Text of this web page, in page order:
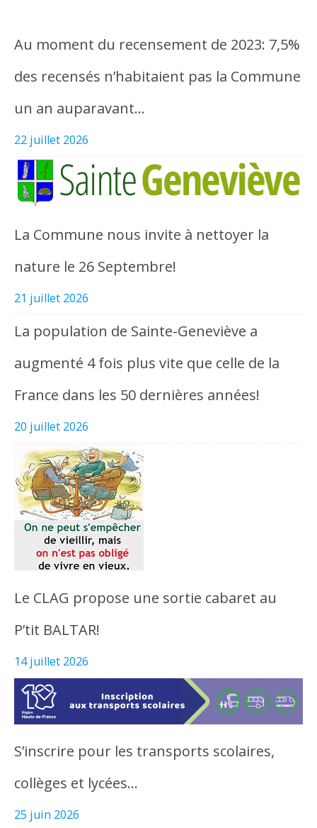
Au moment du recensement de 2023: 7,5%
des recensés n’habitaient pas la Commune
un an auparavant…
22 juillet 2026
La Commune nous invite à nettoyer la
nature le 26 Septembre!
21 juillet 2026
La population de Sainte-Geneviève a
augmenté 4 fois plus vite que celle de la
France dans les 50 dernières années!
20 juillet 2026
Le CLAG propose une sortie cabaret au
P’tit BALTAR!
14 juillet 2026
S’inscrire pour les transports scolaires,
collèges et lycées…
25 juin 2026